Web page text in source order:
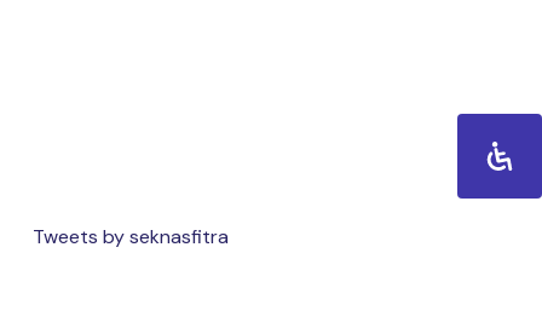
Tweets by seknasfitra